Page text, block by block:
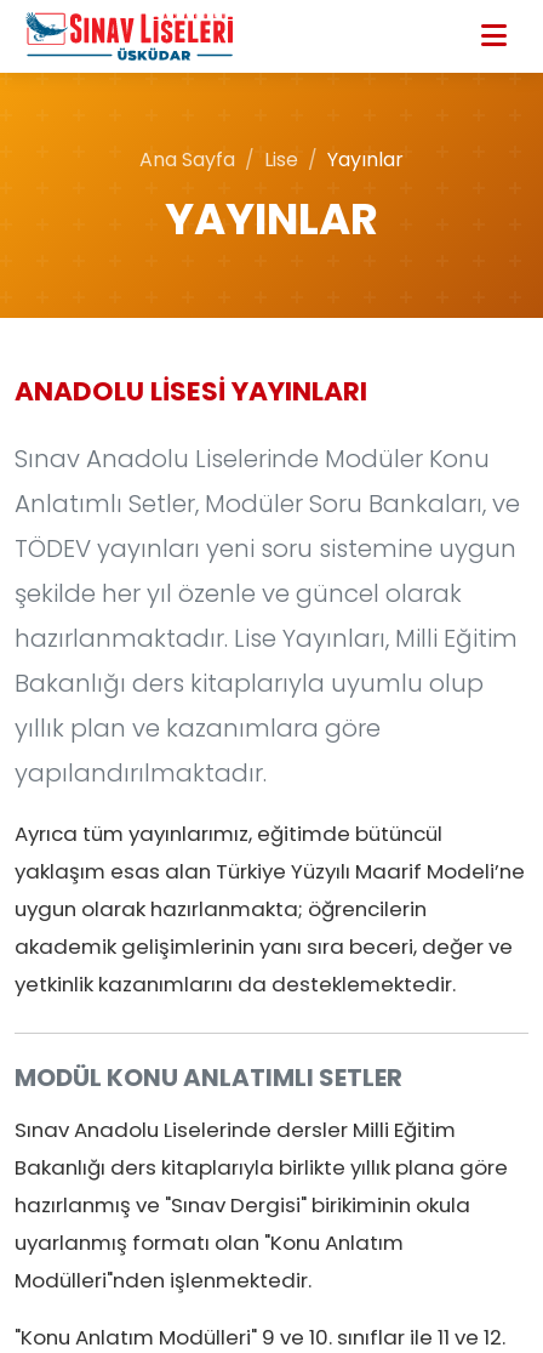
Ana Sayfa Lise Yayınlar
YAYINLAR
ANADOLU LİSESİ YAYINLARI
Sınav Anadolu Liselerinde Modüler Konu
Anlatımlı Setler, Modüler Soru Bankaları, ve
TÖDEV yayınları yeni soru sistemine uygun
şekilde her yıl özenle ve güncel olarak
hazırlanmaktadır. Lise Yayınları, Milli Eğitim
Bakanlığı ders kitaplarıyla uyumlu olup
yıllık plan ve kazanımlara göre
yapılandırılmaktadır.
Ayrıca tüm yayınlarımız, eğitimde bütüncül
yaklaşım esas alan Türkiye Yüzyılı Maarif Modeli’ne
uygun olarak hazırlanmakta; öğrencilerin
akademik gelişimlerinin yanı sıra beceri, değer ve
yetkinlik kazanımlarını da desteklemektedir.
MODÜL KONU ANLATIMLI SETLER
Sınav Anadolu Liselerinde dersler Milli Eğitim
Bakanlığı ders kitaplarıyla birlikte yıllık plana göre
hazırlanmış ve "Sınav Dergisi" birikiminin okula
uyarlanmış formatı olan "Konu Anlatım
Modülleri"nden işlenmektedir.
"Konu Anlatım Modülleri" 9 ve 10. sınıflar ile 11 ve 12.